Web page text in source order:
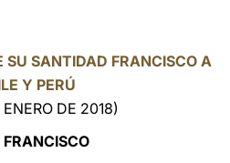
LATINE
SU SANTIDAD FRANCISCO A
Y PERÚ
DE 2018)
FRANCISCO